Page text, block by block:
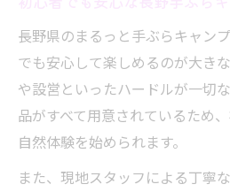
長野県のまるっと手ぶらキャン
でも安心して楽しめるのが大き
や設営といったハードルが一切
品がすべて用意されているため
自然体験を始められます。
また、現地スタッフによる丁寧